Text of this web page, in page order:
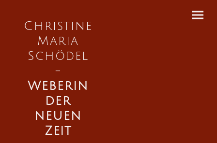
Christine
Maria
Schödel
-
Weberin
der
neuen
Zeit